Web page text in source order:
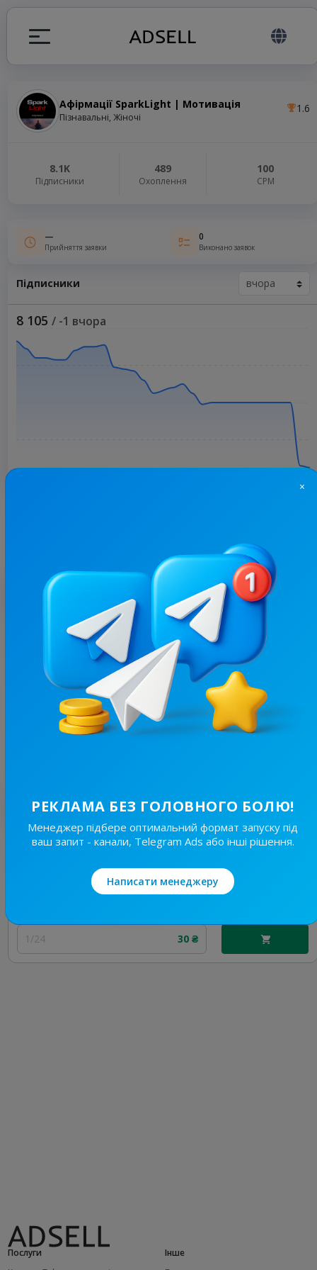
Афірмації SparkLight | Мотивація
Пізнавальні, Жіночі
1.6
8.1K
Підписники
489
Охоплення
100
СРМ
—
Прийняття заявки
0
Виконано заявок
Підписники
8 105 / -1 вчора
З цим каналом часто купують
14.7
3.8K/
624
ІРШАВСЬКІ
Пізнавальні, Новини/ЗМІ
Ціна реклами
Без вид..
Найкращі за темою
3K
160
RiKS | Сексологія ❤️‍🔥
Пізнавальні, Вульгарні
1/24 30 ₴
Послуги
Інше
×
РЕКЛАМА БЕЗ ГОЛОВНОГО БОЛЮ!
Менеджер підбере оптимальний формат запуску під
ваш запит - канали, Telegram Ads або інші рішення.
Написати менеджеру